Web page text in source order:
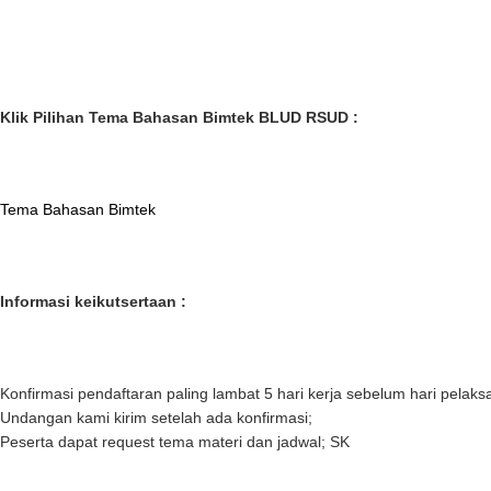
Klik Pilihan Tema Bahasan Bimtek BLUD RSUD :
Tema Bahasan Bimtek
Informasi keikutsertaan :
Konfirmasi pendaftaran paling lambat 5 hari kerja sebelum hari
Undangan kami kirim setelah ada konfirmasi;
Peserta dapat request tema materi dan jadwal; SK